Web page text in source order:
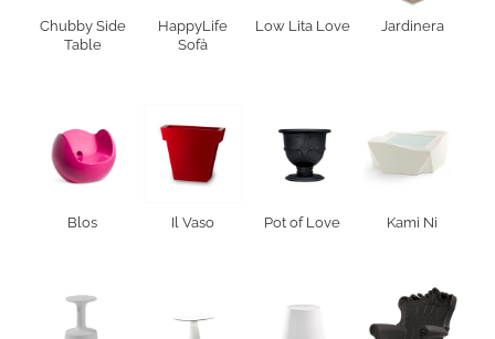
Chubby Side
Table
HappyLife
Sofà
Low Lita Love Jardinera
Blos Il Vaso Pot of Love Kami Ni